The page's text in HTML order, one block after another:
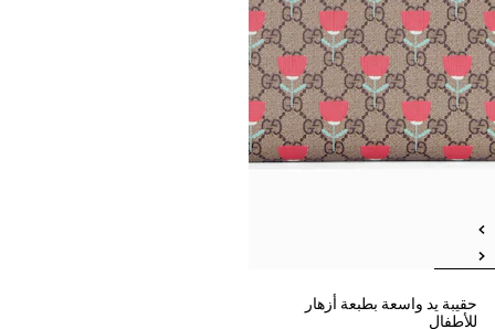
حقيبة يد واسعة بطبعة أزهار
للأطفال